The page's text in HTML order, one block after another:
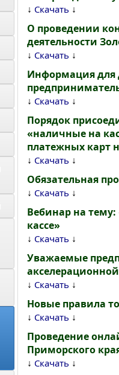
↓ Скачать ↓
О проведении
деятельности
↓ Скачать ↓
Информация для
↓ Скачать ↓
Порядок
«наличные на
платежных карт
↓ Скачать ↓
Обязательная
↓ Скачать ↓
Вебинар на
кассе»
↓ Скачать ↓
Уважаемые
↓ Скачать ↓
Новые правила
↓ Скачать ↓
Проведение
Приморского
↓ Скачать ↓